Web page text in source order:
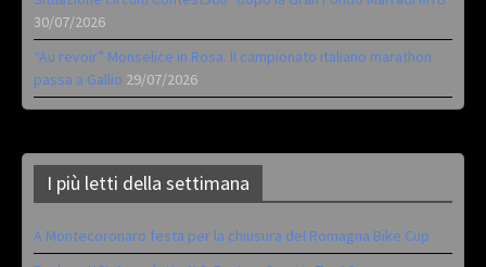
30/07/2026
“Au revoir” Monselice in Rosa. Il campionato italiano marathon
passa a Gallio 29/07/2026
I più letti della settimana
A Montecoronaro festa per la chiusura del Romagna Bike Cup